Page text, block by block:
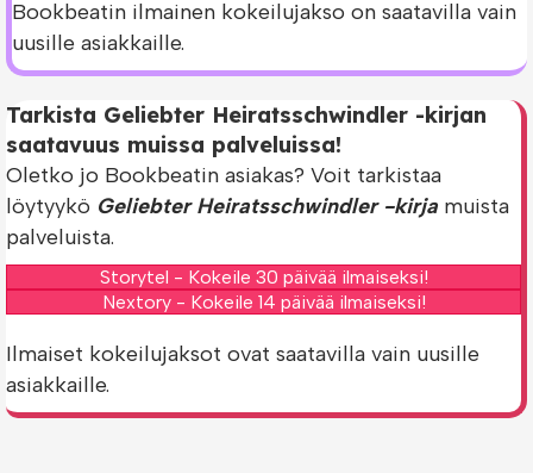
Bookbeatin ilmainen kokeilujakso on saatavilla vain
uusille asiakkaille.
Tarkista Geliebter Heiratsschwindler -kirjan
saatavuus muissa palveluissa!
Oletko jo Bookbeatin asiakas? Voit tarkistaa
löytyykö Geliebter Heiratsschwindler -kirja muista
palveluista.
Storytel - Kokeile 30 päivää ilmaiseksi!
Nextory - Kokeile 14 päivää ilmaiseksi!
Ilmaiset kokeilujaksot ovat saatavilla vain uusille
asiakkaille.